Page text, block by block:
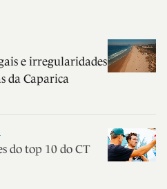
e irregularidades
da Caparica
do top 10 do CT